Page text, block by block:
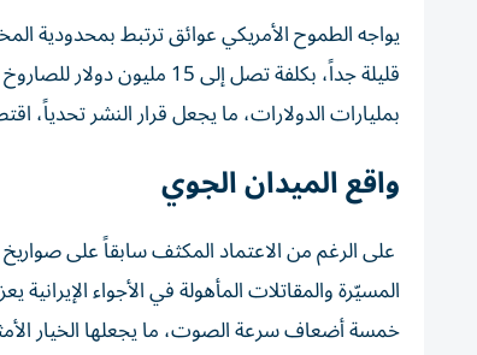
يواجه الطموح الأمريكي عوائق ترتبط بمحدودية
قليلة جداً، بكلفة تصل
بمليارات الدولارات، ما يجعل قرار النشر تحدياً،
واقع الميدان الجوي
على الرغم من الاعتماد المكثف سابقاً على
المسيّرة والمقاتلات المأهولة في الأجواء
خمسة أضعاف سرعة الصوت، ما يجعلها الخيار